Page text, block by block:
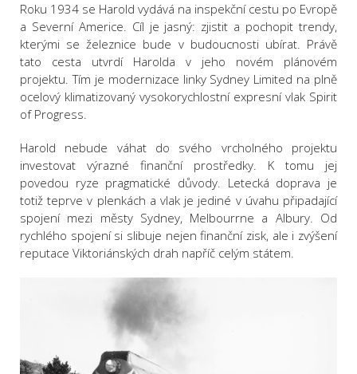
Roku 1934 se Harold vydává na inspekční cestu po Evropě
a Severní Americe. Cíl je jasný: zjistit a pochopit trendy,
kterými se železnice bude v budoucnosti ubírat. Právě
tato cesta utvrdí Harolda v jeho novém plánovém
projektu. Tím je modernizace linky Sydney Limited na plně
ocelový klimatizovaný vysokorychlostní expresní vlak Spirit
of Progress.
Harold nebude váhat do svého vrcholného projektu
investovat výrazné finanční prostředky. K tomu jej
povedou ryze pragmatické důvody. Letecká doprava je
totiž teprve v plenkách a vlak je jediné v úvahu připadající
spojení mezi městy Sydney, Melbourrne a Albury. Od
rychlého spojení si slibuje nejen finanční zisk, ale i zvýšení
reputace Viktoriánských drah napříč celým státem.